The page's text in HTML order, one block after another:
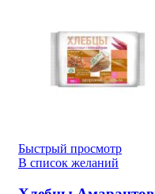
Быстрый просмотр
В список желаний